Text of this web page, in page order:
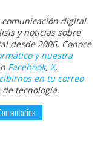
digital
y noticias sobre
desde 2006. Conoce
y nuestra
Facebook, X,
en tu correo
tecnología.